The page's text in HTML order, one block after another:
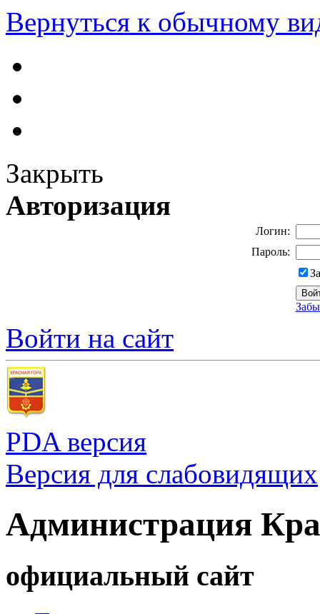
Вернуться к обычному
Закрыть
Авторизация
Логин:
Пароль:
Войти на сайт
PDA версия
Версия для слабовидящих
Администрация
официальный сайт